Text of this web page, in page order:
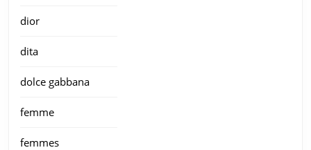
dior
dita
dolce gabbana
femme
femmes